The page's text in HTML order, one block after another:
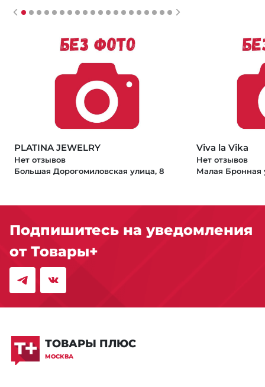
PLATINA JEWELRY
Нет отзывов
Большая Дорогомиловская улица, 8
Viva la Vika
Нет отзывов
Малая Бронная
Подпишитесь на уведомления
от Товары+
ТОВАРЫ ПЛЮС
МОСКВА